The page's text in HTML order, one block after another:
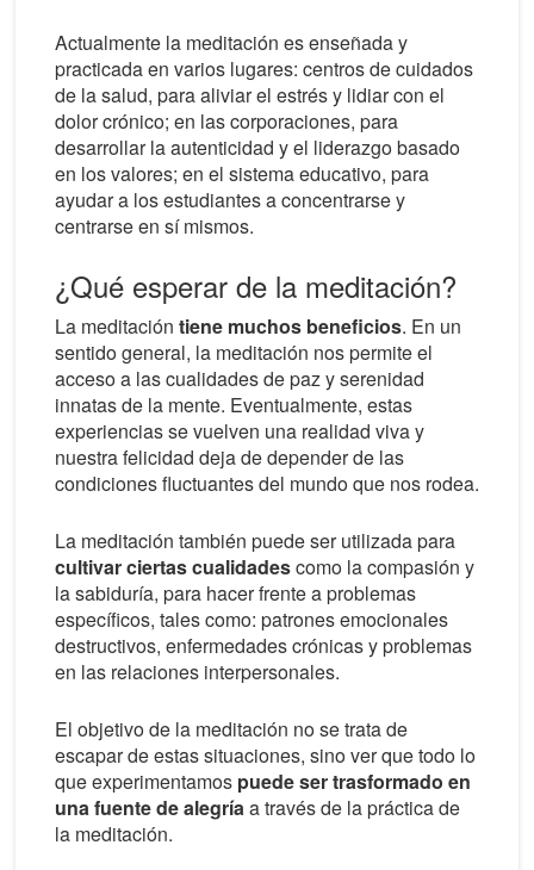
Actualmente la meditación es enseñada y
practicada en varios lugares: centros de cuidados
de la salud, para aliviar el estrés y lidiar con el
dolor crónico; en las corporaciones, para
desarrollar la autenticidad y el liderazgo basado
en los valores; en el sistema educativo, para
ayudar a los estudiantes a concentrarse y
centrarse en sí mismos.
¿Qué esperar de la meditación?
La meditación tiene muchos beneficios. En un
sentido general, la meditación nos permite el
acceso a las cualidades de paz y serenidad
innatas de la mente. Eventualmente, estas
experiencias se vuelven una realidad viva y
nuestra felicidad deja de depender de las
condiciones fluctuantes del mundo que nos rodea.
La meditación también puede ser utilizada para
cultivar ciertas cualidadescomo la compasión y
la sabiduría, para hacer frente a problemas
específicos, tales como: patrones emocionales
destructivos, enfermedades crónicas y problemas
en las relaciones interpersonales.
El objetivo de la meditación no se trata de
escapar de estas situaciones, sino ver que todo lo
que experimentamos puede ser trasformado en
una fuente de alegríaa través de la práctica de
la meditación.